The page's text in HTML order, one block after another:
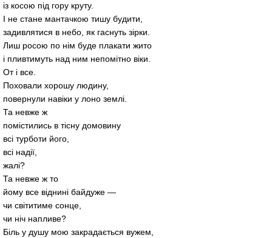
із косою під гору круту.
І не стане мантачкою тишу будити,
задивлятися в небо, як гаснуть зірки.
Лиш росою по нім буде плакати жито
і пливтимуть над ним непомітно віки.
От і все.
Поховали хорошу людину,
повернули навіки у лоно землі.
Та невже ж
помістились в тісну домовину
всі турботи його,
всі надії,
жалі?
Та невже ж то
йому все віднині байдуже —
чи світитиме сонце,
чи ніч напливе?
Біль у душу мою закрадається вужем,